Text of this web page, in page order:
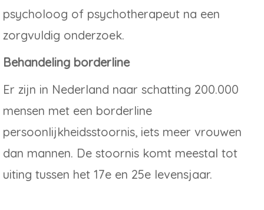
psycholoog of psychotherapeut na een
zorgvuldig onderzoek.
Behandeling borderline
Er zijn in Nederland naar schatting 200.000
mensen met een borderline
persoonlijkheidsstoornis, iets meer vrouwen
dan mannen. De stoornis komt meestal tot
uiting tussen het 17e en 25e levensjaar.